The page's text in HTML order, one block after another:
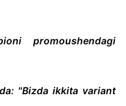
promoushendagi
"Bizda ikkita variant